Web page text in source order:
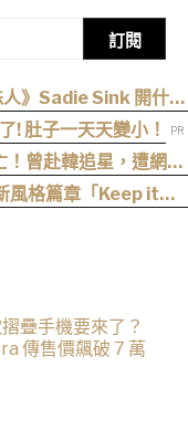
訂閱
》Sadie Sink 開什麼
! 肚子一天天變小！
曾赴韓追星，遭網暴
風格篇章「Keep it
疊手機要來了？
傳售價飆破 7 萬